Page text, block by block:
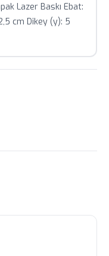
için bizimle iletişime
Lazer Baskı Ebat:
cm Dikey (y): 5